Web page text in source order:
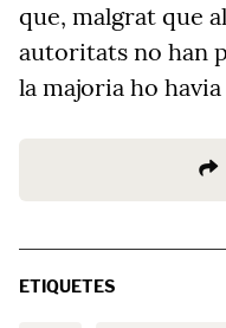
que, malgrat que
autoritats no han
la majoria ho
ETIQUETES